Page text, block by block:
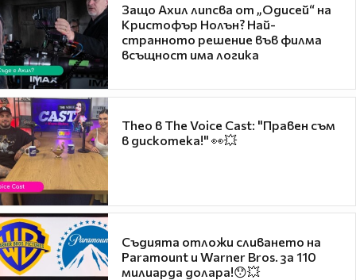
Защо Ахил липсва от „Одисей“ на
Кристофър Нолън? Най-
странното решение във филма
всъщност има логика
Theo в The Voice Cast: "Правен съм
в дискотека!" 👀💥
Съдията отложи сливането на
Paramount и Warner Bros. за 110
милиарда долара!😯💥